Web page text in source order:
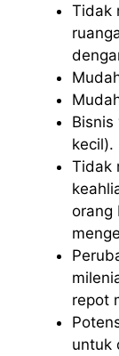
Tidak
Bisnis
kecil).
Tidak
orang
repot
untuk